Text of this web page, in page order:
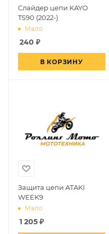
Слайдер цепи KAYO
TS90 (2022-)
Мало
240 ₽
В КОРЗИНУ
Защита цепи ATAKI
WEEK9
Мало
1 205 ₽